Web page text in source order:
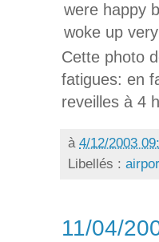
were happy
woke up
Cette photo
fatigues: en
reveilles à 4
à 4/12/2003
Libellés :
11/04/